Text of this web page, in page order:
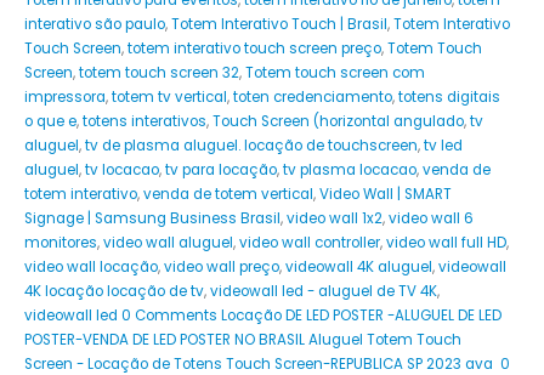
interativo são paulo,Totem Interativo Touch | Brasil,Totem Interativo
Touch Screen,totem interativo touch screen preço,Totem Touch
Screen,totem touch screen 32,Totem touch screen com
impressora,totem tv vertical,toten credenciamento,totens digitais
o que e,totens interativos,Touch Screen (horizontal angulado,tv
aluguel,tv de plasma aluguel. locação de touchscreen,tv led
aluguel,tv locacao,tv para locação,tv plasma locacao,venda de
totem interativo,venda de totem vertical,Video Wall | SMART
Signage | Samsung Business Brasil,video wall 1x2,video wall 6
monitores,video wall aluguel,video wall controller,video wall full HD,
video wall locação,video wall preço,videowall 4K aluguel,videowall
4K locação locação de tv,videowall led - aluguel de TV 4K,
videowall led 0 Comments Locação DE LED POSTER -ALUGUEL DE LED
POSTER-VENDA DE LED POSTER NO BRASIL Aluguel Totem Touch
Screen - Locação de Totens Touch Screen-REPUBLICA SP 2023 ava 0